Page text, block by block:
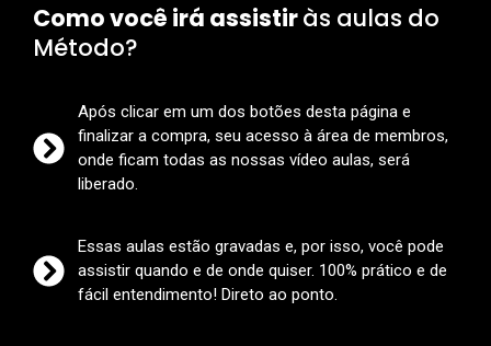
Como você irá assistiràs aulas do
Método?
Após clicar em um dos botões desta página e
finalizar a compra, seu acesso à área de membros,
onde ficam todas as nossas vídeo aulas, será
liberado.
Essas aulas estão gravadas e, por isso, você pode
assistir quando e de onde quiser. 100% prático e de
fácil entendimento! Direto ao ponto.